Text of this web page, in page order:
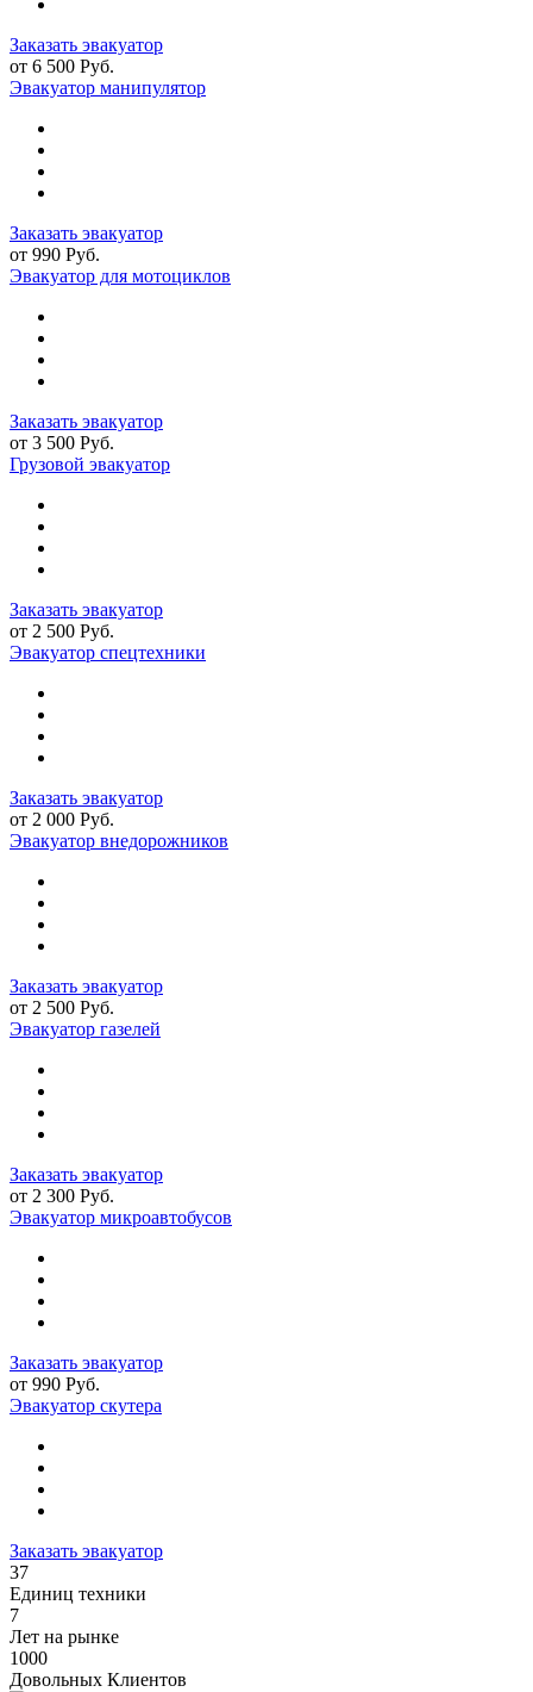
Заказать эвакуатор
от 6 500 Руб.
Эвакуатор манипулятор
Заказать эвакуатор
от 990 Руб.
Эвакуатор для мотоциклов
Заказать эвакуатор
от 3 500 Руб.
Грузовой эвакуатор
Заказать эвакуатор
от 2 500 Руб.
Эвакуатор спецтехники
Заказать эвакуатор
от 2 000 Руб.
Эвакуатор внедорожников
Заказать эвакуатор
от 2 500 Руб.
Эвакуатор газелей
Заказать эвакуатор
от 2 300 Руб.
Эвакуатор микроавтобусов
Заказать эвакуатор
от 990 Руб.
Эвакуатор скутера
Заказать эвакуатор
37
Единиц техники
7
Лет на рынке
1000
Довольных Клиентов